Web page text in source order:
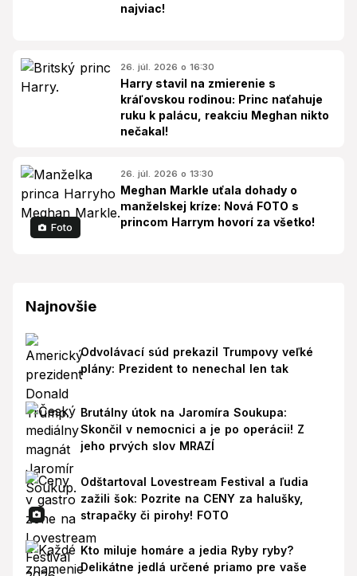
najviac!
26. júl. 2026 o 16:30
Harry stavil na zmierenie s
kráľovskou rodinou: Princ naťahuje
ruku k palácu, reakciu Meghan nikto
nečakal!
Foto
26. júl. 2026 o 13:30
Meghan Markle uťala dohady o
manželskej kríze: Nová FOTO s
princom Harrym hovorí za všetko!
Najnovšie
Odvolávací súd prekazil Trumpovy veľké
plány: Prezident to nenechal len tak
Brutálny útok na Jaromíra Soukupa:
Skončil v nemocnici a je po operácii! Z
jeho prvých slov MRAZÍ
Odštartoval Lovestream Festival a ľudia
zažili šok: Pozrite na CENY za halušky,
strapačky či pirohy! FOTO
Kto miluje homáre a jedia Ryby ryby?
Delikátne jedlá určené priamo pre vaše